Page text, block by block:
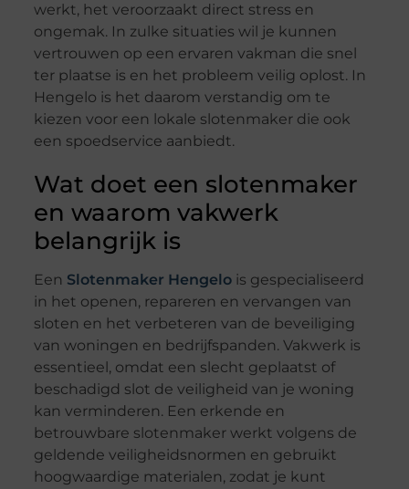
werkt, het veroorzaakt direct stress en
ongemak. In zulke situaties wil je kunnen
vertrouwen op een ervaren vakman die snel
ter plaatse is en het probleem veilig oplost. In
Hengelo is het daarom verstandig om te
kiezen voor een lokale slotenmaker die ook
een spoedservice aanbiedt.
Wat doet een slotenmaker
en waarom vakwerk
belangrijk is
Een Slotenmaker Hengelois gespecialiseerd
in het openen, repareren en vervangen van
sloten en het verbeteren van de beveiliging
van woningen en bedrijfspanden. Vakwerk is
essentieel, omdat een slecht geplaatst of
beschadigd slot de veiligheid van je woning
kan verminderen. Een erkende en
betrouwbare slotenmaker werkt volgens de
geldende veiligheidsnormen en gebruikt
hoogwaardige materialen, zodat je kunt